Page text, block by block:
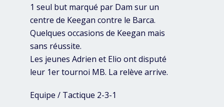
1 seul but marqué par Dam sur un
centre de Keegan contre le Barca.
Quelques occasions de Keegan mais
sans réussite.
Les jeunes Adrien et Elio ont disputé
leur 1er tournoi MB. La relève arrive.
Equipe / Tactique 2-3-1